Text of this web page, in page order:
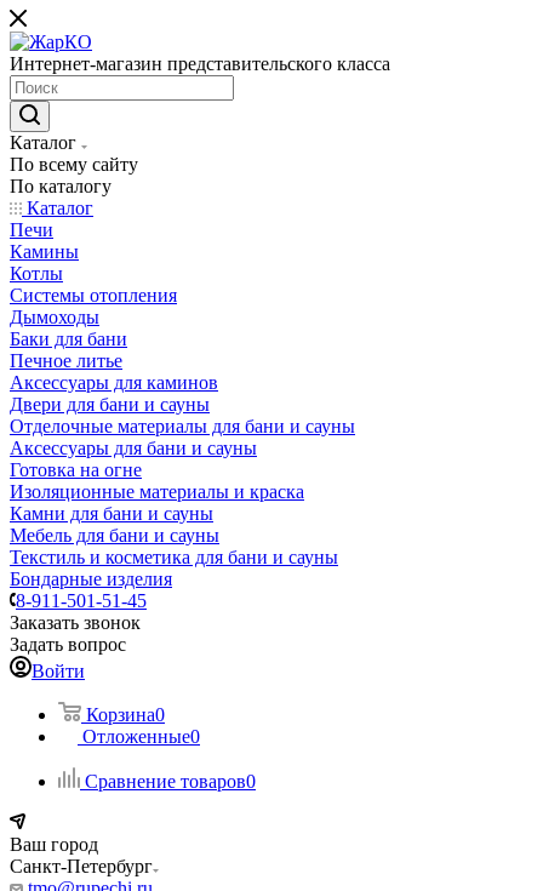
Интернет-магазин представительского класса
Каталог
По всему сайту
По каталогу
Каталог
Печи
Камины
Котлы
Системы отопления
Дымоходы
Баки для бани
Печное литье
Аксессуары для каминов
Двери для бани и сауны
Отделочные материалы для бани и сауны
Аксессуары для бани и сауны
Готовка на огне
Изоляционные материалы и краска
Камни для бани и сауны
Мебель для бани и сауны
Текстиль и косметика для бани и сауны
Бондарные изделия
8-911-501-51-45
Заказать звонок
Задать вопрос
Войти
Корзина0
Отложенные0
Сравнение товаров0
Ваш город
Санкт-Петербург